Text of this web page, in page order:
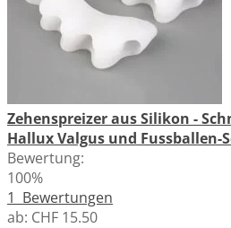
Zehenspreizer aus Silikon -
Hallux Valgus und Fussballen-
Bewertung:
100%
1 Bewertungen
ab: CHF 15.50